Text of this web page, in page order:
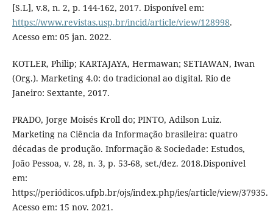
[S.L], v.8, n. 2, p. 144-162, 2017. Disponível em:
https://www.revistas.usp.br/incid/article/view/128998.
Acesso em: 05 jan. 2022.
KOTLER, Philip; KARTAJAYA, Hermawan; SETIAWAN, Iwan
(Org.). Marketing 4.0: do tradicional ao digital. Rio de
Janeiro: Sextante, 2017.
PRADO, Jorge Moisés Kroll do; PINTO, Adilson Luiz.
Marketing na Ciência da Informação brasileira: quatro
décadas de produção. Informação & Sociedade: Estudos,
João Pessoa, v. 28, n. 3, p. 53-68, set./dez. 2018.Disponível
em:
https://periódicos.ufpb.br/ojs/index.php/ies/article/view/37935.
Acesso em: 15 nov. 2021.